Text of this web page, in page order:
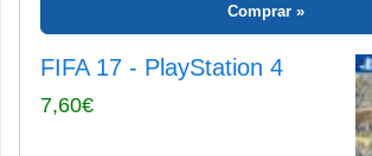
Comprar
FIFA 17 - PlayStation 4
7,60€